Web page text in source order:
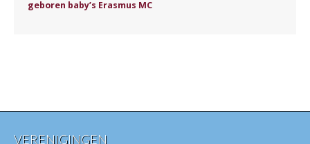
geboren baby’s Erasmus MC
VERENIGINGEN